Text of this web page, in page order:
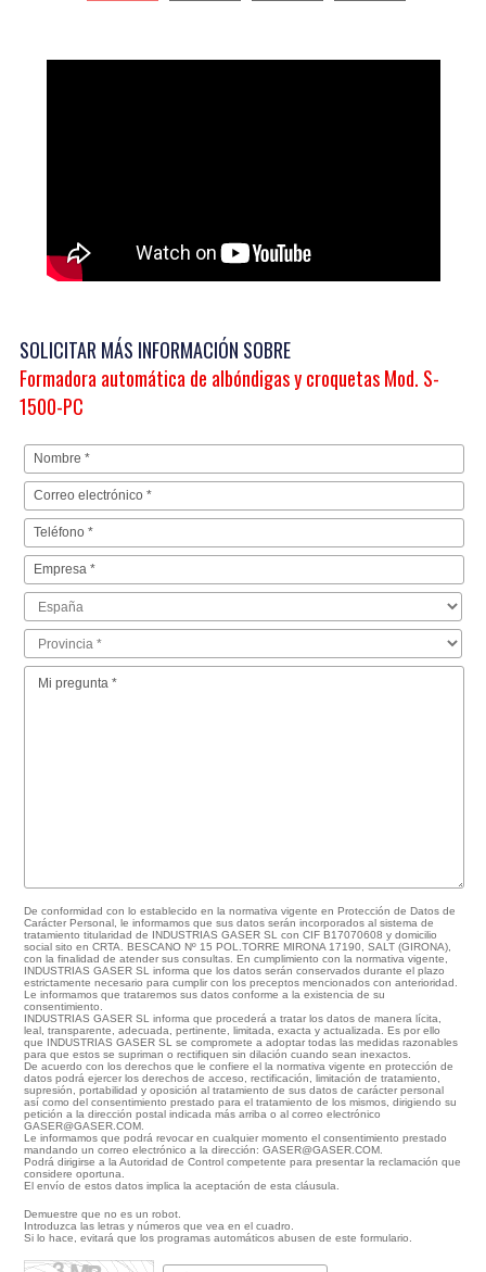
SOLICITAR MÁS INFORMACIÓN SOBRE
Formadora automática de albóndigas y croquetas Mod. S-
1500-PC
De conformidad con lo establecido en la normativa vigente en Protección de Datos de
Carácter Personal, le informamos que sus datos serán incorporados al sistema de
tratamiento titularidad de INDUSTRIAS GASER SL con CIF B17070608 y domicilio
social sito en CRTA. BESCANO Nº 15 POL.TORRE MIRONA 17190, SALT (GIRONA),
con la finalidad de atender sus consultas. En cumplimiento con la normativa vigente,
INDUSTRIAS GASER SL informa que los datos serán conservados durante el plazo
estrictamente necesario para cumplir con los preceptos mencionados con anterioridad.
Le informamos que trataremos sus datos conforme a la existencia de su
consentimiento.
INDUSTRIAS GASER SL informa que procederá a tratar los datos de manera lícita,
leal, transparente, adecuada, pertinente, limitada, exacta y actualizada. Es por ello
que INDUSTRIAS GASER SL se compromete a adoptar todas las medidas razonables
para que estos se supriman o rectifiquen sin dilación cuando sean inexactos.
De acuerdo con los derechos que le confiere el la normativa vigente en protección de
datos podrá ejercer los derechos de acceso, rectificación, limitación de tratamiento,
supresión, portabilidad y oposición al tratamiento de sus datos de carácter personal
así como del consentimiento prestado para el tratamiento de los mismos, dirigiendo su
petición a la dirección postal indicada más arriba o al correo electrónico
GASER@GASER.COM.
Le informamos que podrá revocar en cualquier momento el consentimiento prestado
mandando un correo electrónico a la dirección: GASER@GASER.COM.
Podrá dirigirse a la Autoridad de Control competente para presentar la reclamación que
considere oportuna.
El envío de estos datos implica la aceptación de esta cláusula.
Demuestre que no es un robot.
Introduzca las letras y números que vea en el cuadro.
Si lo hace, evitará que los programas automáticos abusen de este formulario.